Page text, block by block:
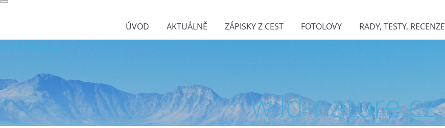
ÚVOD AKTUÁLNĚ ZÁPISKY Z CEST FOTOLOVY RADY, TESTY, RECENZE
wild-nature.cz